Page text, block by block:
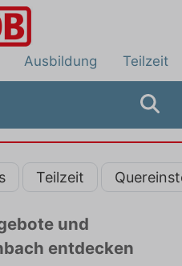
Ausbildung Teilzeit
Teilzeit
und
entdecken